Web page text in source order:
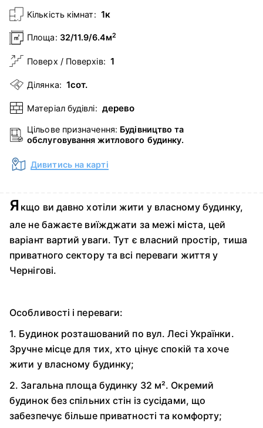
Кількість кімнат: 1к
Площа: 32/11.9/6.4м2
Поверх / Поверхів: 1
Ділянка: 1сот.
Матеріал будівлі: дерево
Цільове призначення: Будівництво та
обслуговування житлового будинку.
Дивитись на карті
Я кщо ви давно хотіли жити у власному будинку,
але не бажаєте виїжджати за межі міста, цей
варіант вартий уваги. Тут є власний простір, тиша
приватного сектору та всі переваги життя у
Чернігові.
Особливості і переваги:
1. Будинок розташований по вул. Лесі Українки.
Зручне місце для тих, хто цінує спокій та хоче
жити у власному будинку;
2. Загальна площа будинку 32 м². Окремий
будинок без спільних стін із сусідами, що
забезпечує більше приватності та комфорту;